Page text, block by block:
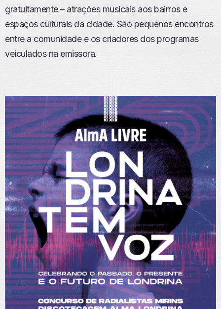
gratuitamente – atrações musicais aos bairros e
espaços culturais da cidade. São pequenos encontros
entre a comunidade e os criadores dos programas
veiculados na emissora.